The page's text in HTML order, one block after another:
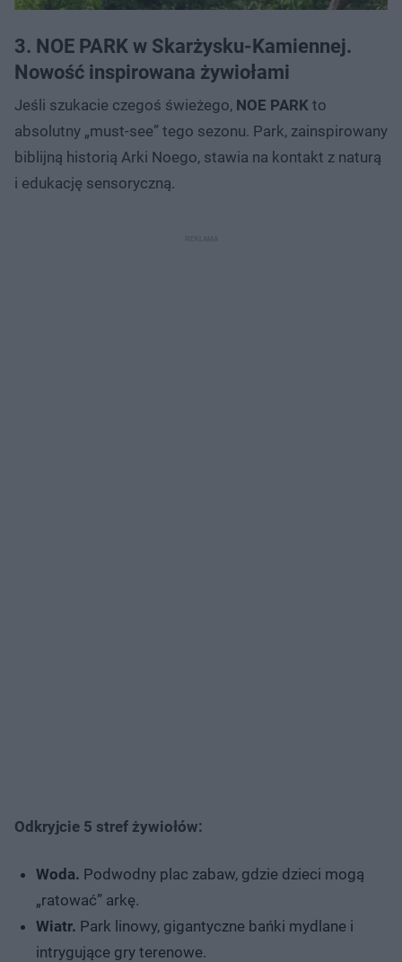
3. NOE PARK w Skarżysku-Kamiennej.
Nowość inspirowana żywiołami
Jeśli szukacie czegoś świeżego, NOE PARK to
absolutny „must-see” tego sezonu. Park, zainspirowany
biblijną historią Arki Noego, stawia na kontakt z naturą
i edukację sensoryczną.
Odkryjcie 5 stref żywiołów:
Woda. Podwodny plac zabaw, gdzie dzieci mogą
„ratować” arkę.
Wiatr. Park linowy, gigantyczne bańki mydlane i
intrygujące gry terenowe.